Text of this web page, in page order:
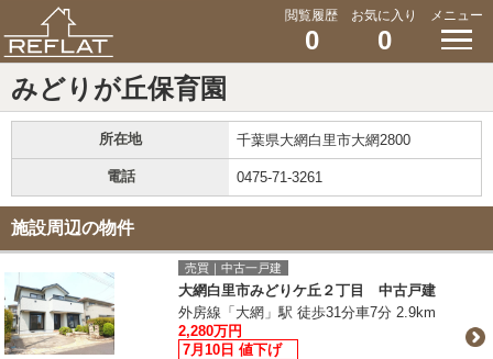
閲覧履歴
0
お気に入り
0
メニュー
みどりが丘保育園
所在地 千葉県大網白里市大網2800
電話 0475-71-3261
施設周辺の物件
売買｜中古一戸建
大網白里市みどりケ丘２丁目 中古戸建
外房線「大網」駅 徒歩31分車7分 2.9km
2,280万円
7月10日 値下げ